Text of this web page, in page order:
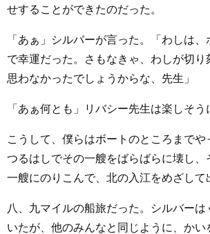
せすることができたのだった。
「あぁ」シルバーが言った。「わしは
で幸運だった。さもなきゃ、わしが切り
思わなかったでしょうからな、先生」
「あぁ何とも」リバシー先生は楽しそう
こうして、僕らはボートのところまでや
つるはしでその一艘をばらばらに壊し、
一艘にのりこんで、北の入江をめざして
八、九マイルの船旅だった。シルバーは
いたが、他のみんなと同じように、かい